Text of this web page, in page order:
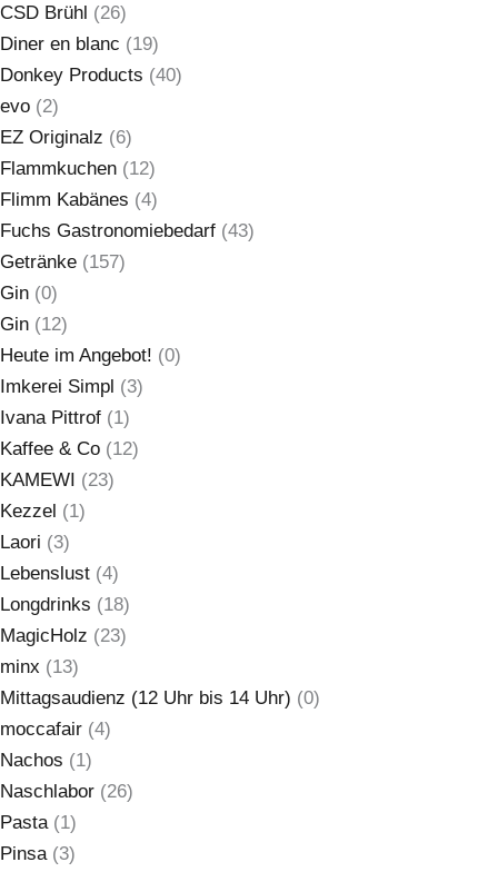
CSD Brühl (26)
Diner en blanc (19)
Donkey Products (40)
evo (2)
EZ Originalz (6)
Flammkuchen (12)
Flimm Kabänes (4)
Fuchs Gastronomiebedarf (43)
Getränke (157)
Gin (0)
Gin (12)
Heute im Angebot! (0)
Imkerei Simpl (3)
Ivana Pittrof (1)
Kaffee & Co (12)
KAMEWI (23)
Kezzel (1)
Laori (3)
Lebenslust (4)
Longdrinks (18)
MagicHolz (23)
minx (13)
Mittagsaudienz (12 Uhr bis 14 Uhr) (0)
moccafair (4)
Nachos (1)
Naschlabor (26)
Pasta (1)
Pinsa (3)